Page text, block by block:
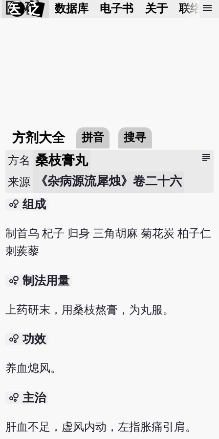
医 砭 数据库 电子书 关于 联络我
menu
方剂大全 拼音 搜寻
subject
方名 桑枝膏丸
来源 《杂病源流犀烛》卷二十六
bubble_chart 组成
制首乌 杞子 归身 三角胡麻 菊花炭 柏子仁
刺蒺藜
bubble_chart 制法用量
上药研末，用桑枝熬膏，为丸服。
bubble_chart 功效
养血熄风。
bubble_chart 主治
肝血不足，虚风内动，左指胀痛引肩。